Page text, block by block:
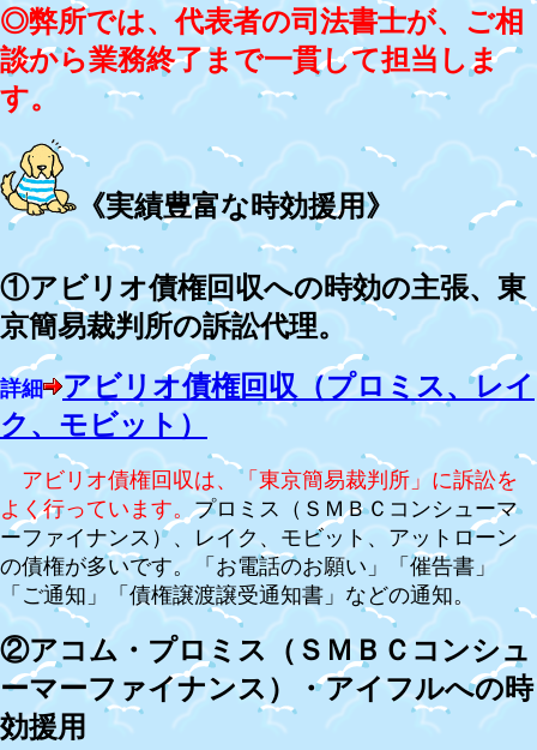
◎弊所では、代表者の司法書士が、ご相
談から業務終了まで一貫して担当しま
す。
《実績豊富な時効援用》
①アビリオ債権回収への時効の主張、東
京簡易裁判所の訴訟代理。
詳細
アビリオ債権回収（プロミス、レイ
ク、モビット）
アビリオ債権回収は、「東京簡易裁判所」に訴訟を
よく行っています。プロミス（ＳＭＢＣコンシューマ
ーファイナンス）、レイク、モビット、アットローン
の債権が多いです。
「お電話のお願い」「催告書」
「ご通知」「債権譲渡譲受通知書」などの通知。
②アコム・プロミス（ＳＭＢＣコンシュ
ーマーファイナンス）・アイフルへの時
効援用